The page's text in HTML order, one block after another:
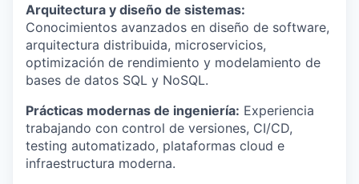
Arquitectura y diseño de sistemas:
Conocimientos avanzados en diseño de software,
arquitectura distribuida, microservicios,
optimización de rendimiento y modelamiento de
bases de datos SQL y NoSQL.
Prácticas modernas de ingeniería: Experiencia
trabajando con control de versiones, CI/CD,
testing automatizado, plataformas cloud e
infraestructura moderna.